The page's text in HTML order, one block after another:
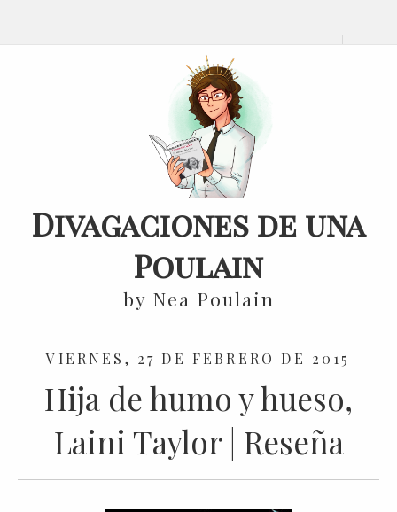
Divagaciones de una
Poulain
by Nea Poulain
VIERNES, 27 DE FEBRERO DE 2015
Hija de humo y hueso,
Laini Taylor | Reseña